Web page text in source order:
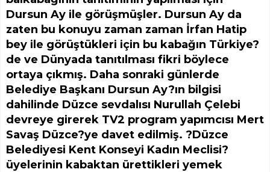
Dursun Ay ile görüşmüşler. Dursun Ay da
zaten bu konuyu zaman zaman İrfan Hatip
bey ile görüştükleri için bu kabağın Türkiye?
de ve Dünyada tanıtılması fikri böylece
ortaya çıkmış. Daha sonraki günlerde
Belediye Başkanı Dursun Ay?ın bilgisi
dahilinde Düzce sevdalısı Nurullah Çelebi
devreye girerek TV2 program yapımcısı Mert
Savaş Düzce?ye davet edilmiş. ?Düzce
Belediyesi Kent Konseyi Kadın Meclisi?
üyelerinin kabaktan ürettikleri yemek